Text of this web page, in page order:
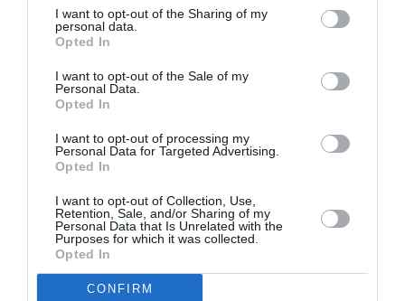
I want to opt-out of the Sharing of my
personal data.
Opted In
I want to opt-out of the Sale of my
Personal Data.
Opted In
I want to opt-out of processing my
Personal Data for Targeted Advertising.
Opted In
I want to opt-out of Collection, Use,
Retention, Sale, and/or Sharing of my
Personal Data that Is Unrelated with the
Purposes for which it was collected.
Opted In
CONFIRM
Ζωομορφικές
εικονολογίες
Gallery
«Κτηνολόγιο:
αναπαραστάσεις»:
Ομαδική έκθεση
στην Crux